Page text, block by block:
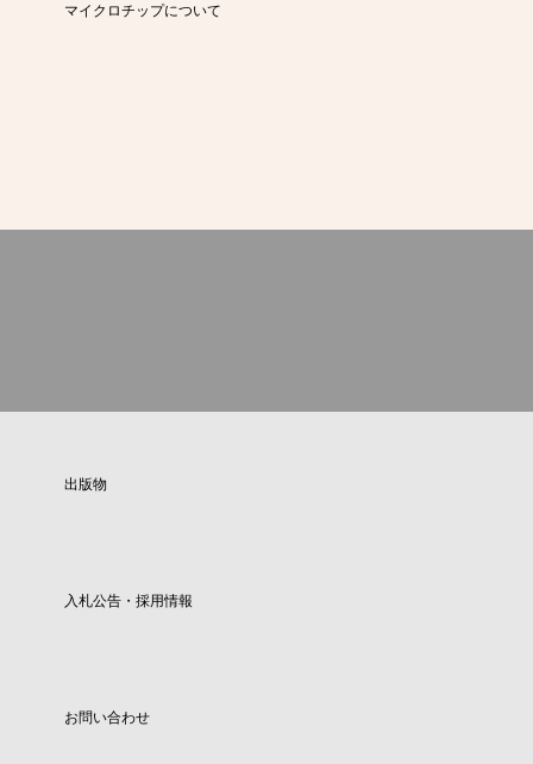
マイクロチップについて
出版物
入札公告・採用情報
お問い合わせ